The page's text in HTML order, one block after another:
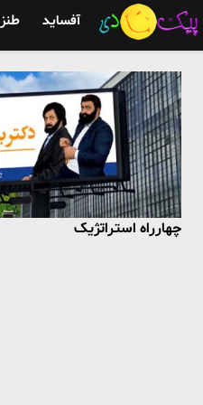
آفساید
چهارراه استراتژیک